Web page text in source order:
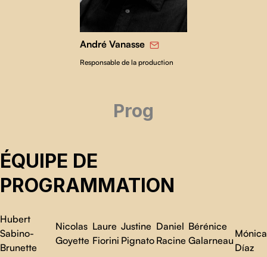
André Vanasse
Responsable de la production
Prog
ÉQUIPE DE
PROGRAMMATION
Hubert
Sabino-
Brunette
Nicolas
Goyette
Laure
Fiorini
Justine
Pignato
Daniel
Racine
Bérénice
Galarneau
Mónica
Díaz